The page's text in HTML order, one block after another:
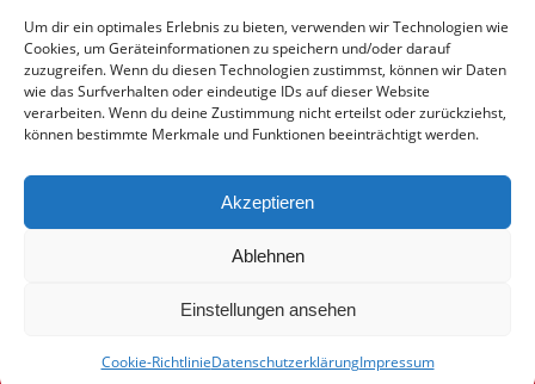
Um dir ein optimales Erlebnis zu bieten, verwenden wir Technologien wie
Cookies, um Geräteinformationen zu speichern und/oder darauf
zuzugreifen. Wenn du diesen Technologien zustimmst, können wir Daten
wie das Surfverhalten oder eindeutige IDs auf dieser Website
verarbeiten. Wenn du deine Zustimmung nicht erteilst oder zurückziehst,
können bestimmte Merkmale und Funktionen beeinträchtigt werden.
Akzeptieren
Ablehnen
Einstellungen ansehen
Cookie-RichtlinieDatenschutzerklärungImpressum
30. Juli 2026
Deine Spielminute: 89+1
28. Juli 2026
Neuer Rückensponsor
Neue Podcast-Folge: So tickt Björn!
27. Juli 2026
© VfR Wormatia Worms